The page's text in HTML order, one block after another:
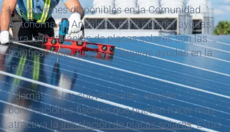
Las opciones disponibles en la Comunidad
Autónoma de Andalucía para obtener ayudas
para la instalación de placas solares son las
bonificaciones fiscales y nuevas ayudas en la
región.
Además de las subvenciones, existen
bonificaciones fiscales que pueden hacer más
atractiva la instalación de placas solares. Estas